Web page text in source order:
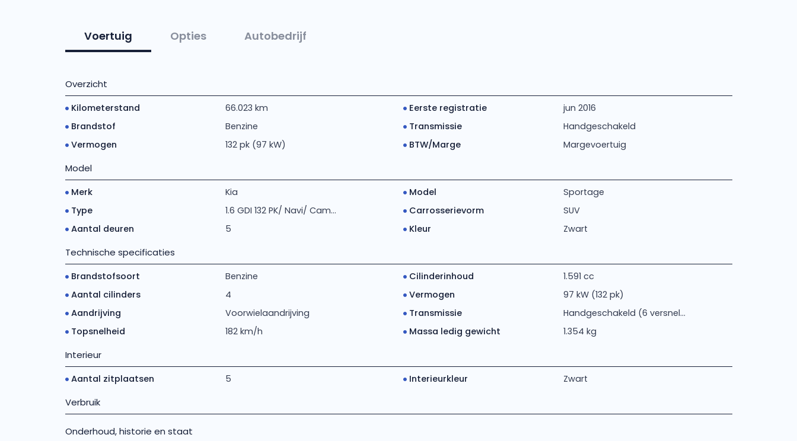
Voertuig Opties Autobedrijf
Overzicht
Kilometerstand 66.023 km Eerste registratie
jun 2016
Brandstof
Benzine Transmissie
Handgeschakeld
Vermogen
132 pk (97 kW) BTW/Marge Margevoertuig
Model
Merk Kia Model
Sportage
Type
1.6 GDI 132 PK/ Navi/ Cam... Carrosserievorm
SUV
Aantal deuren
5 Kleur Zwart
Technische specificaties
Brandstofsoort Benzine Cilinderinhoud
1.591 cc
Aantal cilinders
4 Vermogen
97 kW (132 pk)
Aandrijving
Voorwielaandrijving Transmissie
Handgeschakeld (6 versnel...
Topsnelheid
182 km/h Massa ledig gewicht 1.354 kg
Interieur
Aantal zitplaatsen 5 Interieurkleur Zwart
Verbruik
Onderhoud, historie en staat